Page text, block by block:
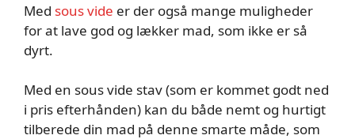
Med sous vide er der også mange muligheder
for at lave god og lækker mad, som ikke er så
dyrt.
Med en sous vide stav (som er kommet godt ned
i pris efterhånden) kan du både nemt og hurtigt
tilberede din mad på denne smarte måde, som